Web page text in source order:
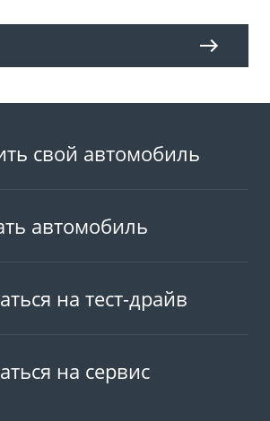
свой автомобиль
автомобиль
на тест-драйв
на сервис